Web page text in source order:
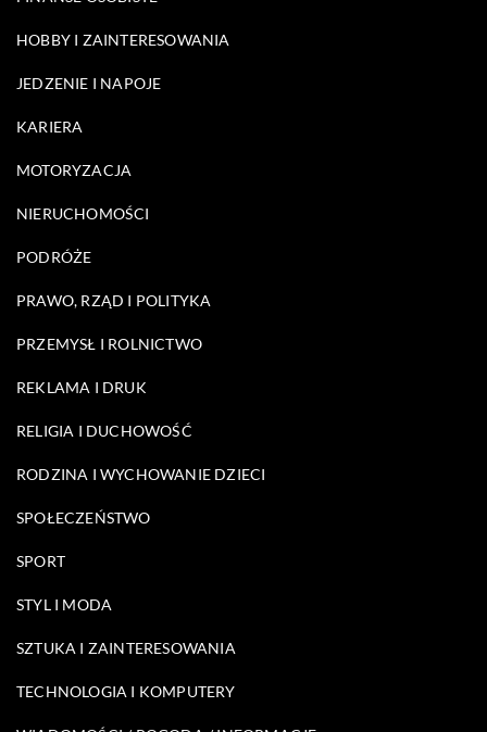
HOBBY I ZAINTERESOWANIA
JEDZENIE I NAPOJE
KARIERA
MOTORYZACJA
NIERUCHOMOŚCI
PODRÓŻE
PRAWO, RZĄD I POLITYKA
PRZEMYSŁ I ROLNICTWO
REKLAMA I DRUK
RELIGIA I DUCHOWOŚĆ
RODZINA I WYCHOWANIE DZIECI
SPOŁECZEŃSTWO
SPORT
STYL I MODA
SZTUKA I ZAINTERESOWANIA
TECHNOLOGIA I KOMPUTERY